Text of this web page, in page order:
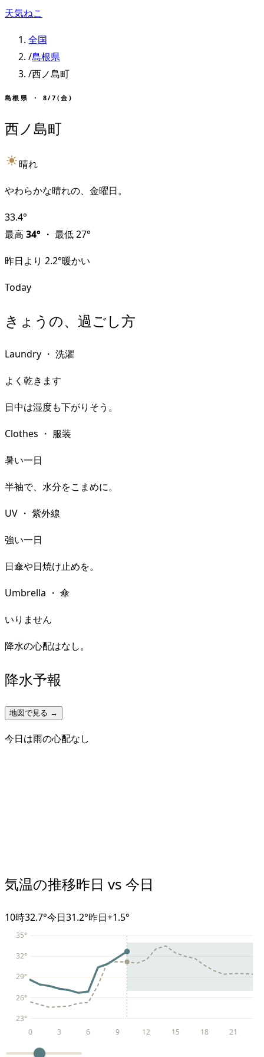
天気ねこ
全国
/島根県
/西ノ島町
島根県 ・ 8/7(金)
西ノ島町
晴れ
やわらかな晴れの、金曜日。
33.4°
最高 34° ・ 最低27°
昨日より 2.2°暖かい
Today
きょうの、過ごし方
Laundry ・ 洗濯
よく乾きます
日中は湿度も下がりそう。
Clothes ・ 服装
暑い一日
半袖で、水分をこまめに。
UV ・ 紫外線
強い一日
日傘や日焼け止めを。
Umbrella ・ 傘
いりません
降水の心配はなし。
降水予報
地図で見る →
今日は雨の心配なし
気温の推移昨日 vs 今日
10時32.7°今日31.2°昨日+1.5°
23°
26°
29°
32°
35°
0 3 6 9 12 15 18 21